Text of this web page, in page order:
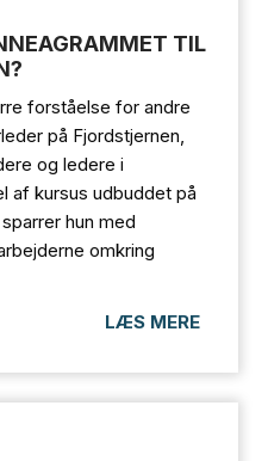
TIL
forståelse for andre
på Fjordstjernen,
og ledere i
af kursus udbuddet på
hun med
omkring
LÆS MERE